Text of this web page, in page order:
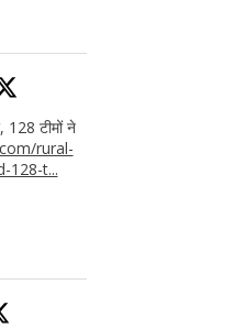
128 टीमों ने
rural-
128-t...